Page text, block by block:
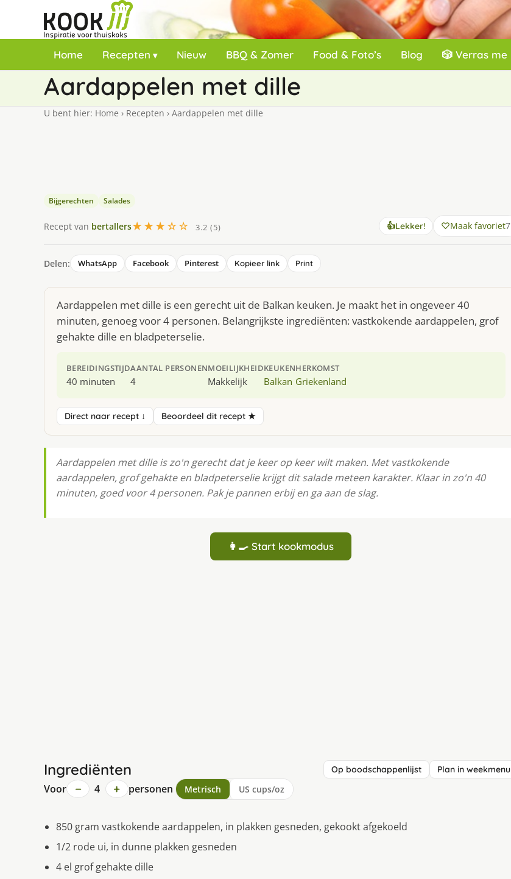
Home Recepten Nieuw BBQ & Zomer Food & Foto’s Blog 🎲 Verras me
Aardappelen met dille
U bent hier: Home › Recepten › Aardappelen met dille
Bijgerechten Salades
Recept van bertallers★★★☆☆ 3.2 (5) 👍Lekker! Maak favoriet7
Delen: WhatsApp Facebook Pinterest Kopieer link Print
Aardappelen met dille is een gerecht uit de Balkan keuken. Je maakt het in ongeveer 40
minuten, genoeg voor 4 personen. Belangrijkste ingrediënten: vastkokende aardappelen, grof
gehakte dille en bladpeterselie.
BEREIDINGSTIJD
40 minuten
AANTAL PERSONEN
4
MOEILIJKHEID
Makkelijk
KEUKEN
Balkan
HERKOMST
Griekenland
Direct naar recept ↓ Beoordeel dit recept ★
Aardappelen met dille is zo'n gerecht dat je keer op keer wilt maken. Met vastkokende
aardappelen, grof gehakte en bladpeterselie krijgt dit salade meteen karakter. Klaar in zo'n 40
minuten, goed voor 4 personen. Pak je pannen erbij en ga aan de slag.
👩‍🍳 Start kookmodus
Ingrediënten Op boodschappenlijst Plan in weekmenu
Voor − 4 + personen Metrisch US cups/oz
850 gram vastkokende aardappelen, in plakken gesneden, gekookt afgekoeld
1/2 rode ui, in dunne plakken gesneden
4 el grof gehakte dille